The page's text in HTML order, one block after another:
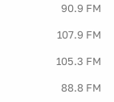
90.9 FM
107.9 FM
105.3 FM
88.8 FM